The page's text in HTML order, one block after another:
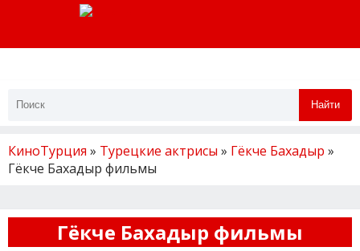
Найти
КиноТурция » Турецкие актрисы » Гёкче Бахадыр »
Гёкче Бахадыр фильмы
Гёкче Бахадыр фильмы